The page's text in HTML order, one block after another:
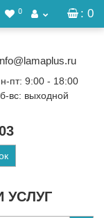
: 0
0
УСЛУГ
пт: 9:00 - 18:00
вс: выходной